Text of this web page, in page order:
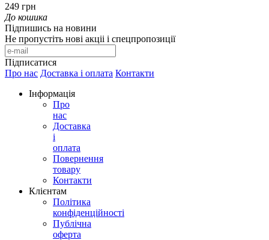
249 грн
До кошика
Підпишись на новини
Не пропустіть нові акціі і спецпропозиції
Підписатися
Про нас Доставка і оплата Контакти
Інформація
Про
нас
Доставка
і
оплата
Повернення
товару
Контакти
Клієнтам
Політика
конфіденційності
Публічна
оферта